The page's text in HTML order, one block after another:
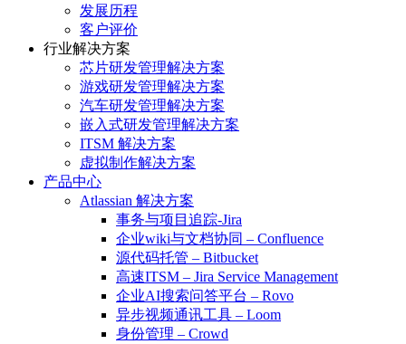
发展历程
客户评价
行业解决方案
芯片研发管理解决方案
游戏研发管理解决方案
汽车研发管理解决方案
嵌入式研发管理解决方案
ITSM 解决方案
虚拟制作解决方案
产品中心
Atlassian 解决方案
事务与项目追踪-Jira
企业wiki与文档协同 – Confluence
源代码托管 – Bitbucket
高速ITSM – Jira Service Management
企业AI搜索问答平台 – Rovo
异步视频通讯工具 – Loom
身份管理 – Crowd